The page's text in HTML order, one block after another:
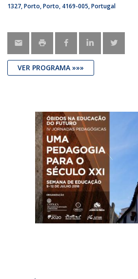
1327 Porto Porto 4169-005 Portugal
VER PROGRAMA »»»